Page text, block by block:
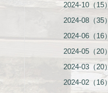
2024-10（15）
2024-08（35）
2024-06（16）
2024-05（20）
2024-03（20）
2024-02（16）